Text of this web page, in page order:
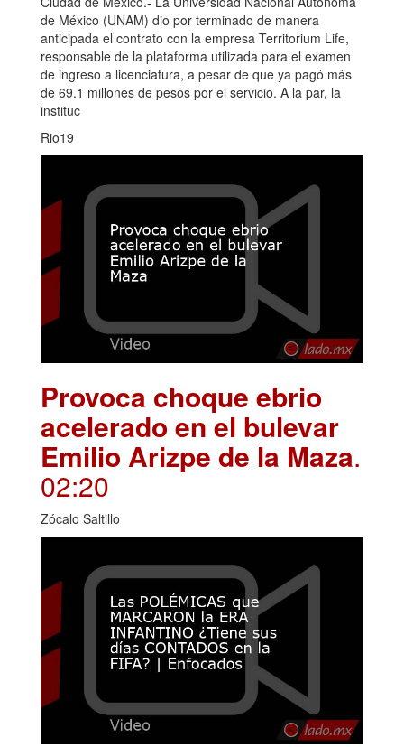
de México (UNAM) dio por terminado de manera
anticipada el contrato con la empresa Territorium Life,
responsable de la plataforma utilizada para el examen
de ingreso a licenciatura, a pesar de que ya pagó más
de 69.1 millones de pesos por el servicio. A la par, la
instituc
Rio19
Provoca choque ebrio
acelerado en el bulevar
Emilio Arizpe de la Maza.
02:20
Zócalo Saltillo